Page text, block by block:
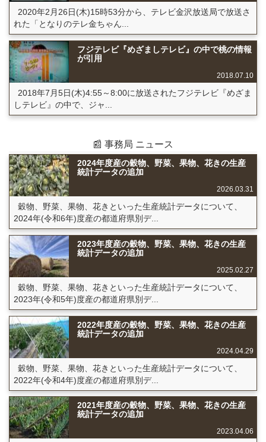
2020年2月26日(木)15時53分から、テレビ金沢放送局で放送さ
れた「となりのテレ金ちゃん...
フジテレビ『めざましテレビ』の中で桃の情報
が引用
2018.07.10
2018年7月5日(木)4:55～8:00に放送されたフジテレビ『めざま
しテレビ』の中で、ジャ...
📰 事務局 ニュース
2024年度産の穀物、野菜、果物、花きの生産
統計データの追加
2026.03.31
穀物、野菜、果物、花きといった生産統計データについて、
2024年(令和6年)度産の都道府県別デ...
2023年度産の穀物、野菜、果物、花きの生産
統計データの追加
2025.02.27
穀物、野菜、果物、花きといった生産統計データについて、
2023年(令和5年)度産の都道府県別デ...
2022年度産の穀物、野菜、果物、花きの生産
統計データの追加
2024.04.29
穀物、野菜、果物、花きといった生産統計データについて、
2022年(令和4年)度産の都道府県別デ...
2021年度産の穀物、野菜、果物、花きの生産
統計データの追加
2023.04.06